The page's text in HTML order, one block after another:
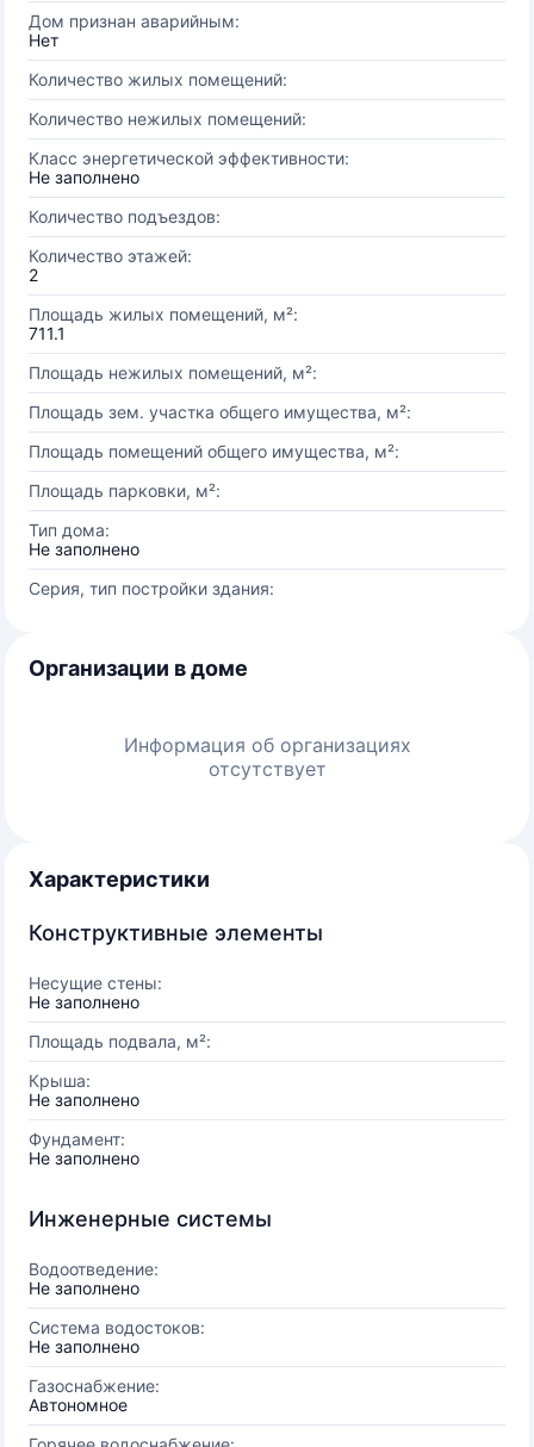
Дом признан аварийным:
Нет
Количество жилых помещений:
Количество нежилых помещений:
Класс энергетической эффективности:
Не заполнено
Количество подъездов:
Количество этажей:
2
Площадь жилых помещений, м²:
711.1
Площадь нежилых помещений, м²:
Площадь зем. участка общего имущества, м²:
Площадь помещений общего имущества, м²:
Площадь парковки, м²:
Тип дома:
Не заполнено
Серия, тип постройки здания:
Организации в доме
Информация об организациях
отсутствует
Характеристики
Конструктивные элементы
Несущие стены:
Не заполнено
Площадь подвала, м²:
Крыша:
Не заполнено
Фундамент:
Не заполнено
Инженерные системы
Водоотведение:
Не заполнено
Система водостоков:
Не заполнено
Газоснабжение:
Автономное